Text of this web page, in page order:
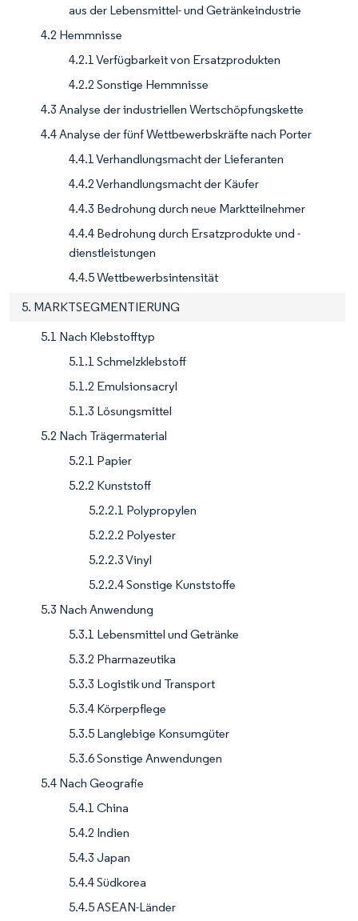
aus der Lebensmittel- und Getränkeindustrie
4.2 Hemmnisse
4.2.1 Verfügbarkeit von Ersatzprodukten
4.2.2 Sonstige Hemmnisse
4.3 Analyse der industriellen Wertschöpfungskette
4.4 Analyse der fünf Wettbewerbskräfte nach Porter
4.4.1 Verhandlungsmacht der Lieferanten
4.4.2 Verhandlungsmacht der Käufer
4.4.3 Bedrohung durch neue Marktteilnehmer
4.4.4 Bedrohung durch Ersatzprodukte und -
dienstleistungen
4.4.5 Wettbewerbsintensität
5. MARKTSEGMENTIERUNG
5.1 Nach Klebstofftyp
5.1.1 Schmelzklebstoff
5.1.2 Emulsionsacryl
5.1.3 Lösungsmittel
5.2 Nach Trägermaterial
5.2.1 Papier
5.2.2 Kunststoff
5.2.2.1 Polypropylen
5.2.2.2 Polyester
5.2.2.3 Vinyl
5.2.2.4 Sonstige Kunststoffe
5.3 Nach Anwendung
5.3.1 Lebensmittel und Getränke
5.3.2 Pharmazeutika
5.3.3 Logistik und Transport
5.3.4 Körperpflege
5.3.5 Langlebige Konsumgüter
5.3.6 Sonstige Anwendungen
5.4 Nach Geografie
5.4.1 China
5.4.2 Indien
5.4.3 Japan
5.4.4 Südkorea
5.4.5 ASEAN-Länder